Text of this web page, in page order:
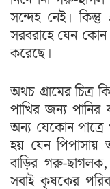
সন্দেহ নেই।
সরবরাহে যেন কোন
করেছে।
অথচ গ্রামের চিত্র
পাখির জন্য পানির
অন্য যেকোন পাত্রে
হয় যেন পিপাসায়
বাড়ির গরু-ছাগলক,
সবাই কৃষকের